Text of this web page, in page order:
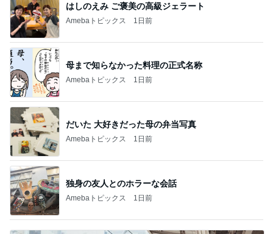
はしのえみ ご褒美の高級ジェラート
Amebaトピックス 1日前
母まで知らなかった料理の正式名称
Amebaトピックス 1日前
だいた 大好きだった母の弁当写真
Amebaトピックス 1日前
独身の友人とのホラーな会話
Amebaトピックス 1日前